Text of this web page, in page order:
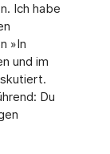
Ich habe
»In
und im
Du